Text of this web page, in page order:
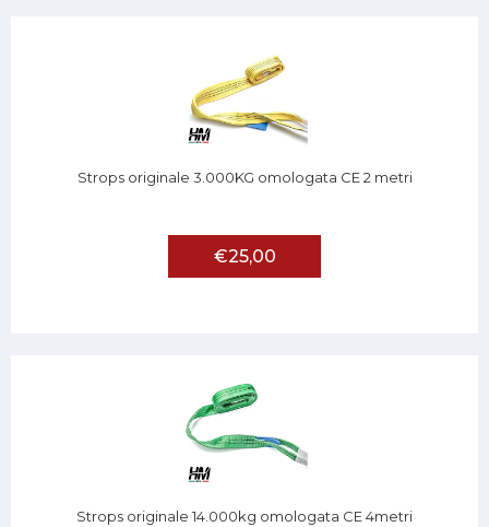
Strops originale 3.000KG omologata CE 2 metri
€25,00
Strops originale 14.000kg omologata CE 4metri